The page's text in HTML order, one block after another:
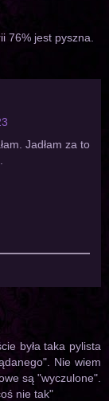
76% jest pyszna.
Jadłam za to
była taka pylista
Nie wiem
są "wyczulone".
nie tak"